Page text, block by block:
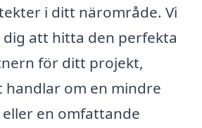
i ditt närområde. Vi
att hitta den perfekta
för ditt projekt,
handlar om en mindre
en omfattande